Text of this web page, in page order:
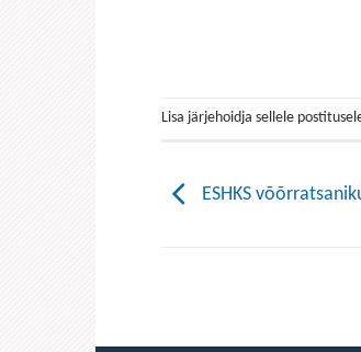
Lisa järjehoidja sellele
ESHKS